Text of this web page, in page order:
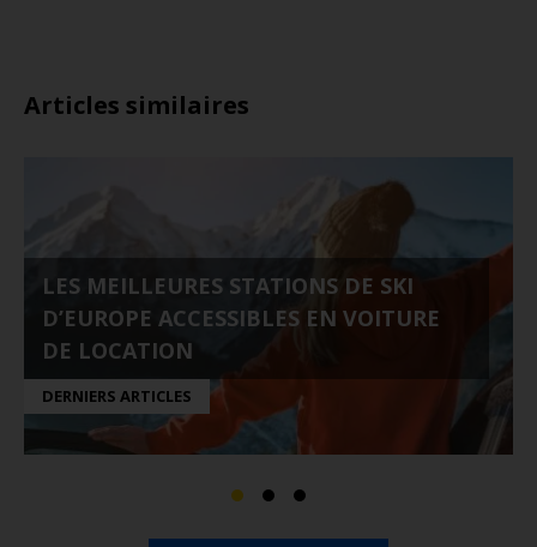
Articles similaires
LES MEILLEURES STATIONS DE SKI
D’EUROPE ACCESSIBLES EN VOITURE
DE LOCATION
DERNIERS ARTICLES